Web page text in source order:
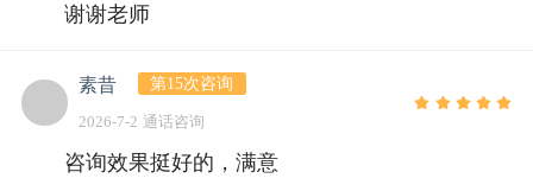
谢谢老师
素昔 第15次咨询
2026-7-2 通话咨询
咨询效果挺好的，满意